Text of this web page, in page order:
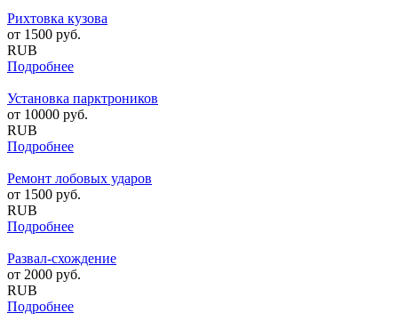
Рихтовка кузова
от 1500 руб.
RUB
Подробнее
Установка парктроников
от 10000 руб.
RUB
Подробнее
Ремонт лобовых ударов
от 1500 руб.
RUB
Подробнее
Развал-схождение
от 2000 руб.
RUB
Подробнее